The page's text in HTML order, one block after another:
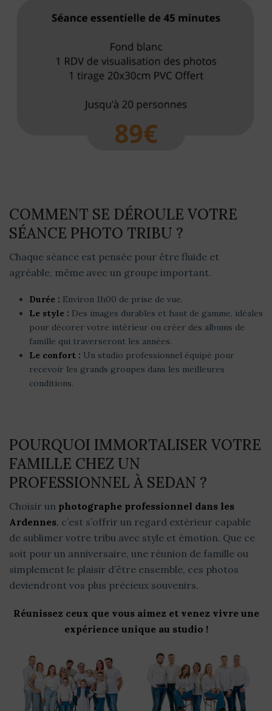
COMMENT SE DÉROULE VOTRE
SÉANCE PHOTO TRIBU ?
Chaque séance est pensée pour être fluide et
agréable, même avec un groupe important.
Durée : Environ 1h00 de prise de vue.
Le style : Des images durables et haut de gamme, idéales
pour décorer votre intérieur ou créer des albums de
famille qui traverseront les années.
Le confort : Un studio professionnel équipé pour
recevoir les grands groupes dans les meilleures
conditions.
POURQUOI IMMORTALISER VOTRE
FAMILLE CHEZ UN
PROFESSIONNEL À SEDAN ?
Choisir un photographe professionnel dans les
Ardennes, c’est s’offrir un regard extérieur capable
de sublimer votre tribu avec style et émotion. Que ce
soit pour un anniversaire, une réunion de famille ou
simplement le plaisir d’être ensemble, ces photos
deviendront vos plus précieux souvenirs.
Réunissez ceux que vous aimez et venez vivre une
expérience unique au studio !